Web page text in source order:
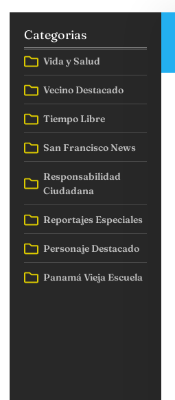
Categorias
Vida y Salud
Vecino Destacado
Tiempo Libre
San Francisco News
Responsabilidad
Ciudadana
Reportajes Especiales
Personaje Destacado
Panamá Vieja Escuela